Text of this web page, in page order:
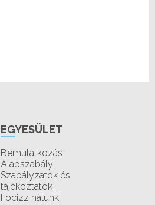
EGYESÜLET
Bemutatkozás
Alapszabály
Szabályzatok és
tájékoztatók
Focizz nálunk!